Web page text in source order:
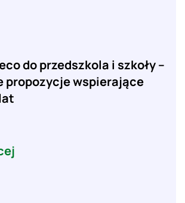
do przedszkola i szkoły –
propozycje wspierające